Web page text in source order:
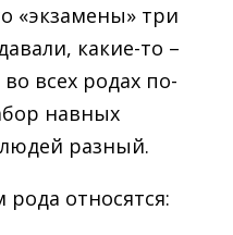
«экзамены» три
какие-то –
всех родах по-
навных
разный.
относятся: